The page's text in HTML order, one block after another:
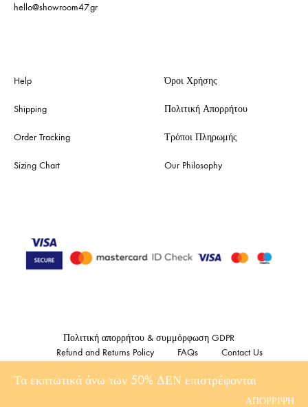
Τα εκπτωτικά άνω των 50% ΔΕΝ επιστρέφονται
ΑΠΌΡΡΙΨΗ
hello@showroom47.gr
Help
Shipping
Order Tracking
Sizing Chart
Όροι Χρήσης
Πολιτική Απορρήτου
Τρόποι Πληρωμής
Our Philosophy
©2023 Showroom47. All rights reserved Made with by DonDigital .gr
Πολιτική απορρήτου & συμμόρφωση GDPR
Refund and Returns Policy
FAQs Contact Us